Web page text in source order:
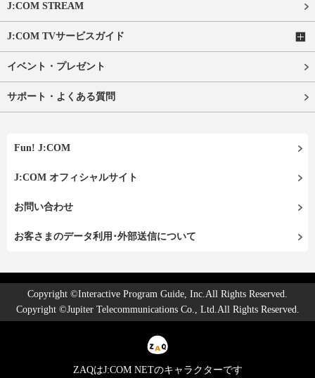
J:COM STREAM
J:COM TVサービスガイド
イベント・プレゼント
サポート・よくある質問
Fun! J:COM
J:COM オフィシャルサイト
お問い合わせ
お客さまのデータ利用･外部送信について
Copyright ©Interactive Program Guide, Inc.All Rights Reserved.
Copyright ©Jupiter Telecommunications Co., Ltd.All Rights Reserved.
ZAQはJ:COM NETのキャラクターです